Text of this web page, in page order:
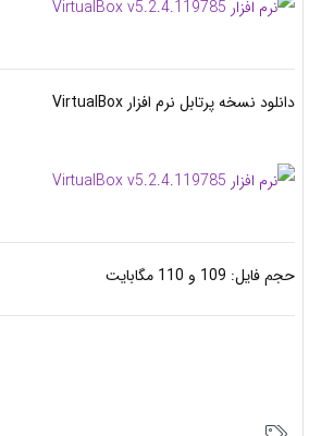
دانلود نسخه پرتابل نرم افزار VirtualBox
حجم فایل: 109 و 110 مگابایت